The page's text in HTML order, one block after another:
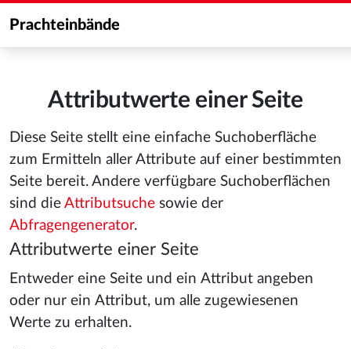
Prachteinbände
Attributwerte einer Seite
Diese Seite stellt eine einfache Suchoberfläche
zum Ermitteln aller Attribute auf einer bestimmten
Seite bereit. Andere verfügbare Suchoberflächen
sind die Attributsuche sowie der
Abfragengenerator.
Attributwerte einer Seite
Entweder eine Seite und ein Attribut angeben
oder nur ein Attribut, um alle zugewiesenen
Werte zu erhalten.